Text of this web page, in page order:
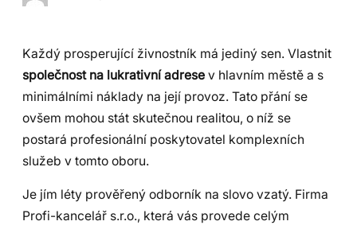
Každý prosperující živnostník má jediný sen. Vlastnit
společnost na lukrativní adrese v hlavním městě a s
minimálními náklady na její provoz. Tato přání se
ovšem mohou stát skutečnou realitou, o níž se
postará profesionální poskytovatel komplexních
služeb v tomto oboru.
Je jím léty prověřený odborník na slovo vzatý. Firma
Profi-kancelář s.r.o., která vás provede celým